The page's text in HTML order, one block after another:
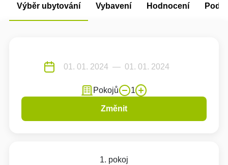
Výběr ubytování Vybavení Hodnocení
Pokojů 1
Změnit
1. pokoj